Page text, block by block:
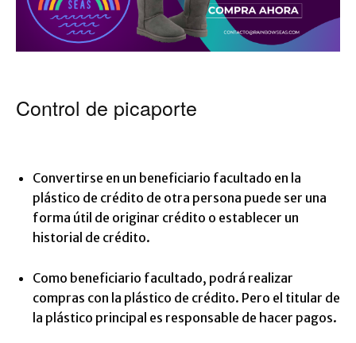
Control de picaporte
Convertirse en un beneficiario facultado en la
plástico de crédito de otra persona puede ser una
forma útil de originar crédito o establecer un
historial de crédito.
Como beneficiario facultado, podrá realizar
compras con la plástico de crédito. Pero el titular de
la plástico principal es responsable de hacer pagos.